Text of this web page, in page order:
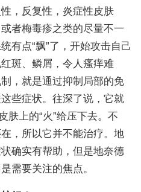
，反复性，炎症性皮肤
者梅毒疹之类的尽量不一
有点“飘”了，开始攻击自己
斑、鳞屑，令人瘙痒难
，就是通过抑制局部的免
些症状。往深了说，它就
肤上的“火”给压下去。不
，所以它并不能治疗。地
确实有帮助，但是地奈德
需要关注的焦点。